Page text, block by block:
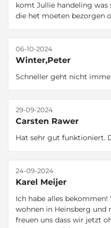
komt Jullie handeling was
die het moeten bezorgen
Winter,Peter
06-10-2024
Schneller geht nicht
Carsten Rawer
29-09-2024
Hat sehr gut funktioniert.
Karel Meijer
24-09-2024
Ich habe alles
wohnen in Heinsberg und
freuen uns dass wir jetzt